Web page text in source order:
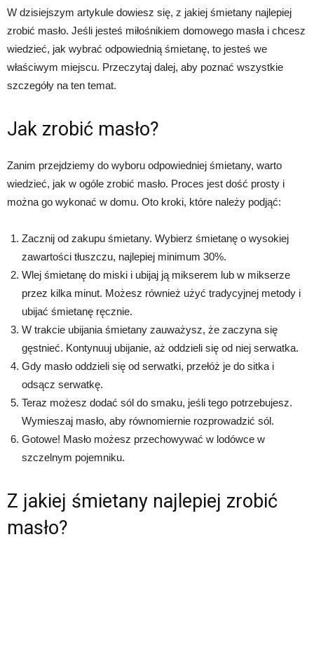
W dzisiejszym artykule dowiesz się, z jakiej śmietany najlepiej
zrobić masło. Jeśli jesteś miłośnikiem domowego masła i chcesz
wiedzieć, jak wybrać odpowiednią śmietanę, to jesteś we
właściwym miejscu. Przeczytaj dalej, aby poznać wszystkie
szczegóły na ten temat.
Jak zrobić masło?
Zanim przejdziemy do wyboru odpowiedniej śmietany, warto
wiedzieć, jak w ogóle zrobić masło. Proces jest dość prosty i
można go wykonać w domu. Oto kroki, które należy podjąć:
Zacznij od zakupu śmietany. Wybierz śmietanę o wysokiej
zawartości tłuszczu, najlepiej minimum 30%.
Wlej śmietanę do miski i ubijaj ją mikserem lub w mikserze
przez kilka minut. Możesz również użyć tradycyjnej metody i
ubijać śmietanę ręcznie.
W trakcie ubijania śmietany zauważysz, że zaczyna się
gęstnieć. Kontynuuj ubijanie, aż oddzieli się od niej serwatka.
Gdy masło oddzieli się od serwatki, przełóż je do sitka i
odsącz serwatkę.
Teraz możesz dodać sól do smaku, jeśli tego potrzebujesz.
Wymieszaj masło, aby równomiernie rozprowadzić sól.
Gotowe! Masło możesz przechowywać w lodówce w
szczelnym pojemniku.
Z jakiej śmietany najlepiej zrobić
masło?